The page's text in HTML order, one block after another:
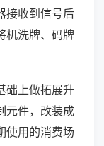
接收到信号后
机洗牌、码牌
础上做拓展升
元件，改装成
使用的消费场